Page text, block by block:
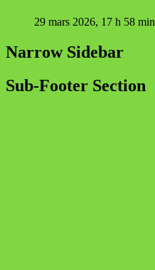
29 mars 2026, 17 h 58 min
Narrow Sidebar
Sub-Footer Section